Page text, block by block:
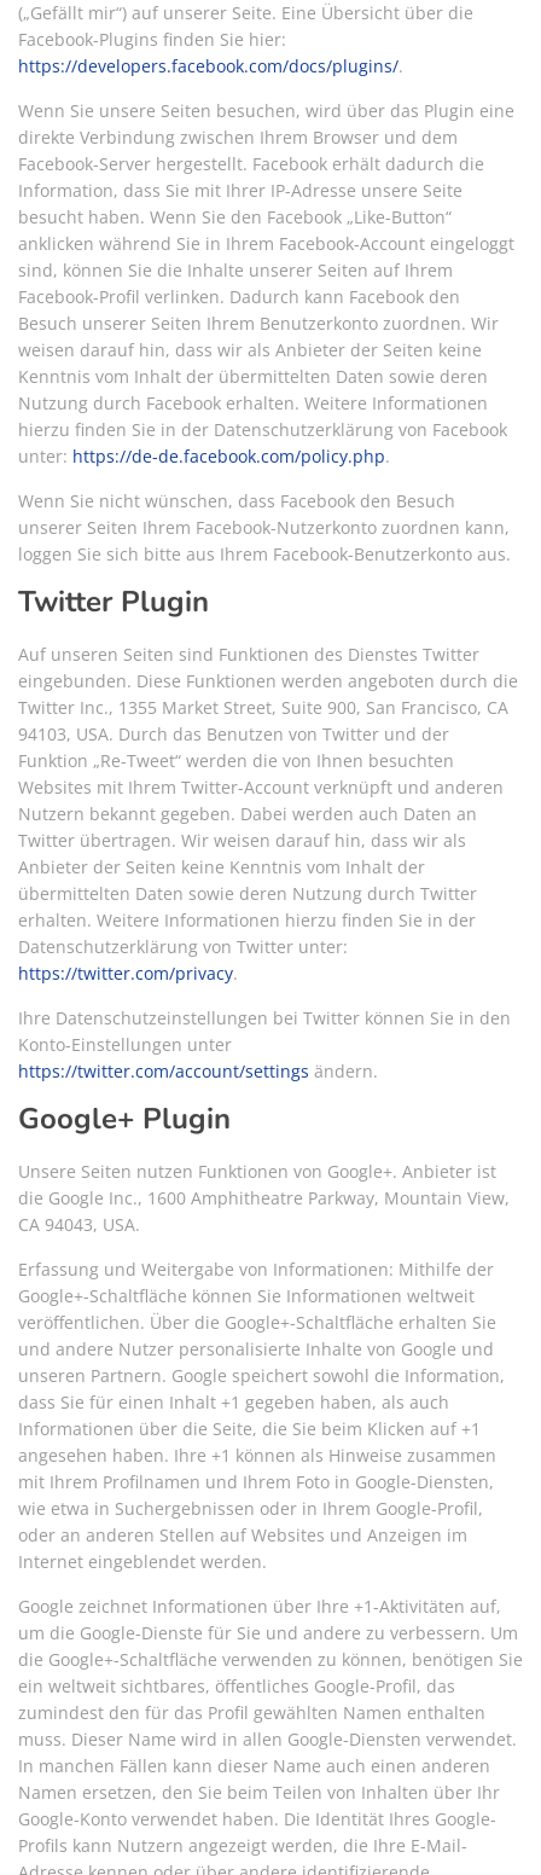
(„Gefällt mir“) auf unserer Seite. Eine Übersicht über die
Facebook-Plugins finden Sie hier:
https://developers.facebook.com/docs/plugins/.
Wenn Sie unsere Seiten besuchen, wird über das Plugin eine
direkte Verbindung zwischen Ihrem Browser und dem
Facebook-Server hergestellt. Facebook erhält dadurch die
Information, dass Sie mit Ihrer IP-Adresse unsere Seite
besucht haben. Wenn Sie den Facebook „Like-Button“
anklicken während Sie in Ihrem Facebook-Account eingeloggt
sind, können Sie die Inhalte unserer Seiten auf Ihrem
Facebook-Profil verlinken. Dadurch kann Facebook den
Besuch unserer Seiten Ihrem Benutzerkonto zuordnen. Wir
weisen darauf hin, dass wir als Anbieter der Seiten keine
Kenntnis vom Inhalt der übermittelten Daten sowie deren
Nutzung durch Facebook erhalten. Weitere Informationen
hierzu finden Sie in der Datenschutzerklärung von Facebook
unter: https://de-de.facebook.com/policy.php.
Wenn Sie nicht wünschen, dass Facebook den Besuch
unserer Seiten Ihrem Facebook-Nutzerkonto zuordnen kann,
loggen Sie sich bitte aus Ihrem Facebook-Benutzerkonto aus.
Twitter Plugin
Auf unseren Seiten sind Funktionen des Dienstes Twitter
eingebunden. Diese Funktionen werden angeboten durch die
Twitter Inc., 1355 Market Street, Suite 900, San Francisco, CA
94103, USA. Durch das Benutzen von Twitter und der
Funktion „Re-Tweet“ werden die von Ihnen besuchten
Websites mit Ihrem Twitter-Account verknüpft und anderen
Nutzern bekannt gegeben. Dabei werden auch Daten an
Twitter übertragen. Wir weisen darauf hin, dass wir als
Anbieter der Seiten keine Kenntnis vom Inhalt der
übermittelten Daten sowie deren Nutzung durch Twitter
erhalten. Weitere Informationen hierzu finden Sie in der
Datenschutzerklärung von Twitter unter:
https://twitter.com/privacy.
Ihre Datenschutzeinstellungen bei Twitter können Sie in den
Konto-Einstellungen unter
https://twitter.com/account/settings ändern.
Google+ Plugin
Unsere Seiten nutzen Funktionen von Google+. Anbieter ist
die Google Inc., 1600 Amphitheatre Parkway, Mountain View,
CA 94043, USA.
Erfassung und Weitergabe von Informationen: Mithilfe der
Google+-Schaltfläche können Sie Informationen weltweit
veröffentlichen. Über die Google+-Schaltfläche erhalten Sie
und andere Nutzer personalisierte Inhalte von Google und
unseren Partnern. Google speichert sowohl die Information,
dass Sie für einen Inhalt +1 gegeben haben, als auch
Informationen über die Seite, die Sie beim Klicken auf +1
angesehen haben. Ihre +1 können als Hinweise zusammen
mit Ihrem Profilnamen und Ihrem Foto in Google-Diensten,
wie etwa in Suchergebnissen oder in Ihrem Google-Profil,
oder an anderen Stellen auf Websites und Anzeigen im
Internet eingeblendet werden.
Google zeichnet Informationen über Ihre +1-Aktivitäten auf,
um die Google-Dienste für Sie und andere zu verbessern. Um
die Google+-Schaltfläche verwenden zu können, benötigen Sie
ein weltweit sichtbares, öffentliches Google-Profil, das
zumindest den für das Profil gewählten Namen enthalten
muss. Dieser Name wird in allen Google-Diensten verwendet.
In manchen Fällen kann dieser Name auch einen anderen
Namen ersetzen, den Sie beim Teilen von Inhalten über Ihr
Google-Konto verwendet haben. Die Identität Ihres Google-
Profils kann Nutzern angezeigt werden, die Ihre E-Mail-